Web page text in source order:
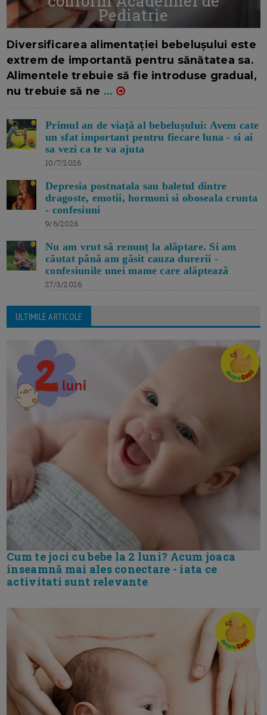
Pediatrie
Diversificarea alimentației bebelușului este
extrem de importantă pentru sănătatea sa.
Alimentele trebuie să fie introduse gradual,
nu trebuie să ne ...
Primul an de viață al bebelușului: Avem cate
un sfat important pentru fiecare luna - si ai
sa vezi ca te va ajuta
10/7/2026
Depresia postnatala sau baletul dintre
dragoste, emotii, hormoni si oboseala crunta
- confesiuni
9/6/2026
Nu am vrut să renunț la alăptare. Si am
căutat până am găsit cauza durerii -
confesiunile unei mame care alăptează
27/3/2026
ULTIMILE ARTICOLE
Cum te joci cu bebe la 2 luni? Acum joaca
inseamnă mai ales conectare - iata ce
activitati sunt relevante